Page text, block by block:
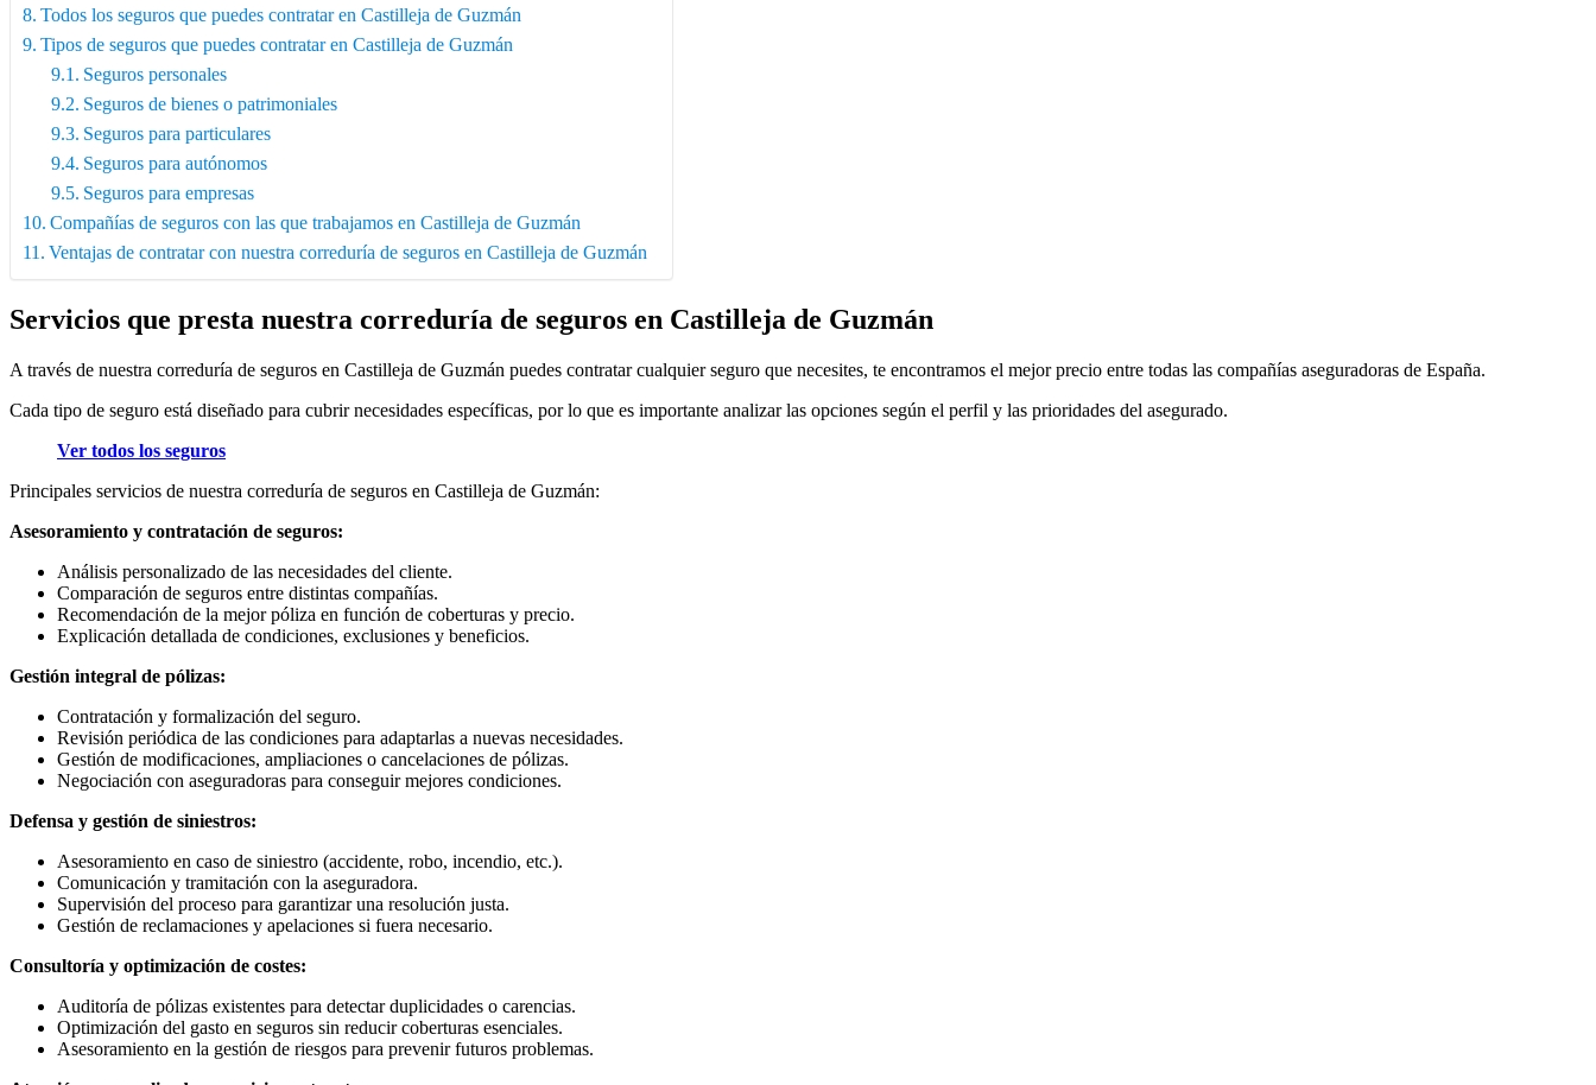
Todos los seguros que puedes contratar en Castilleja de Guzmán
Tipos de seguros que puedes contratar en Castilleja de Guzmán
Seguros personales
Seguros de bienes o patrimoniales
Seguros para particulares
Seguros para autónomos
Seguros para empresas
Compañías de seguros con las que trabajamos en Castilleja de Guzmán
Ventajas de contratar con nuestra correduría de seguros en Castilleja de Guzmán
Servicios que presta nuestra correduría de seguros en Castilleja de Guzmán
A través de nuestra correduría de seguros en Castilleja de Guzmán puedes contratar cualquier seguro que necesites, te encontramos el mejor precio entre todas las compañías aseguradoras de España.
Cada tipo de seguro está diseñado para cubrir necesidades específicas, por lo que es importante analizar las opciones según el perfil y las prioridades del asegurado.
Ver todos los seguros
Principales servicios de nuestra correduría de seguros en Castilleja de Guzmán:
Asesoramiento y contratación de seguros:
Análisis personalizado de las necesidades del cliente.
Comparación de seguros entre distintas compañías.
Recomendación de la mejor póliza en función de coberturas y precio.
Explicación detallada de condiciones, exclusiones y beneficios.
Gestión integral de pólizas:
Contratación y formalización del seguro.
Revisión periódica de las condiciones para adaptarlas a nuevas necesidades.
Gestión de modificaciones, ampliaciones o cancelaciones de pólizas.
Negociación con aseguradoras para conseguir mejores condiciones.
Defensa y gestión de siniestros:
Asesoramiento en caso de siniestro (accidente, robo, incendio, etc.).
Comunicación y tramitación con la aseguradora.
Supervisión del proceso para garantizar una resolución justa.
Gestión de reclamaciones y apelaciones si fuera necesario.
Consultoría y optimización de costes:
Auditoría de pólizas existentes para detectar duplicidades o carencias.
Optimización del gasto en seguros sin reducir coberturas esenciales.
Asesoramiento en la gestión de riesgos para prevenir futuros problemas.